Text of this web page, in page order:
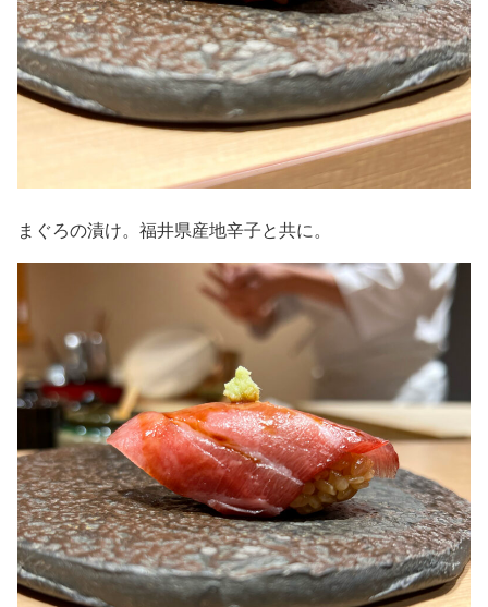
まぐろの漬け。福井県産地辛子と共に。